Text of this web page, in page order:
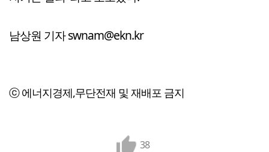
남상원 기자 swnam@ekn.kr
ⓒ 에너지경제,무단전재 및 재배포 금지
38